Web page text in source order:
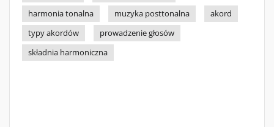
harmonia tonalna
muzyka posttonalna
akord
typy akordów
prowadzenie głosów
składnia harmoniczna